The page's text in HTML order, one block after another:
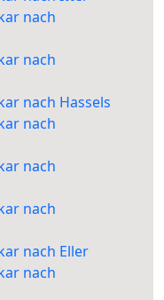
nach
nach
nach Hassels
nach
nach
nach
nach Eller
nach